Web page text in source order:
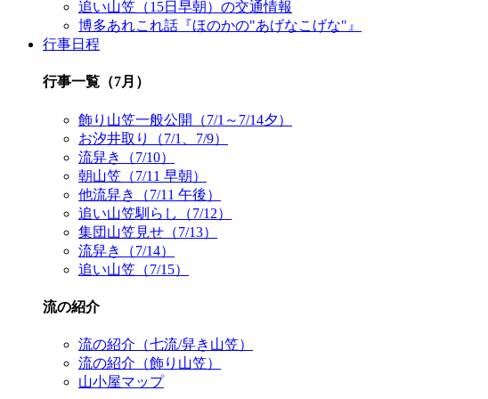
追い山笠（15日早朝）の交通情報
博多あれこれ話『ほのかの"あげなこげな"』
行事日程
行事一覧（7月）
飾り山笠一般公開（7/1～7/14夕）
お汐井取り（7/1、7/9）
流舁き（7/10）
朝山笠（7/11 早朝）
他流舁き（7/11 午後）
追い山笠馴らし（7/12）
集団山笠見せ（7/13）
流舁き（7/14）
追い山笠（7/15）
流の紹介
流の紹介（七流/舁き山笠）
流の紹介（飾り山笠）
山小屋マップ